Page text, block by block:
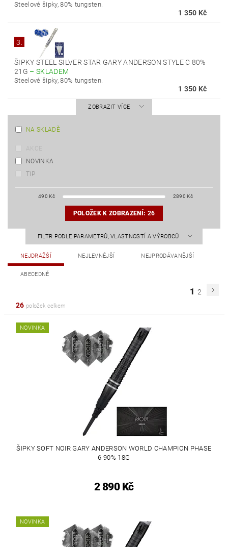
Steelové šipky, 80% tungsten.
1 350 Kč
3.
ŠIPKY STEEL SILVER STAR GARY ANDERSON STYLE C 80%
21G –SKLADEM
Steelové šipky, 80% tungsten.
1 350 Kč
ZOBRAZIT VÍCE
NA SKLADĚ
AKCE
NOVINKA
TIP
490 Kč 2890 Kč
POLOŽEK K ZOBRAZENÍ: 26
FILTR PODLE PARAMETRŮ, VLASTNOSTÍ A VÝROBCŮ
NEJDRAŽŠÍ NEJLEVNĚJŠÍ NEJPRODÁVANĚJŠÍ
ABECEDNĚ
1 2
26 položek celkem
NOVINKA
ŠIPKY SOFT NOIR GARY ANDERSON WORLD CHAMPION PHASE
6 90% 18G
2 890 Kč
NOVINKA